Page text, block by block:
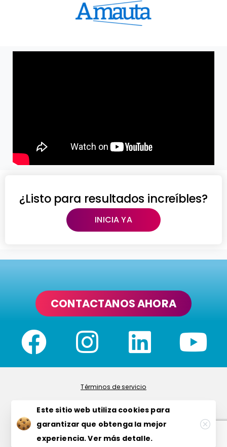
¿Listo para resultados increíbles?
INICIA YA
¡Contáctanos ahora!
CONTACTANOS AHORA
Términos de servicio
Seguridad
Política de cookies
Este sitio web utiliza cookies para
garantizar que obtenga la mejor
experiencia.Ver más detalle.